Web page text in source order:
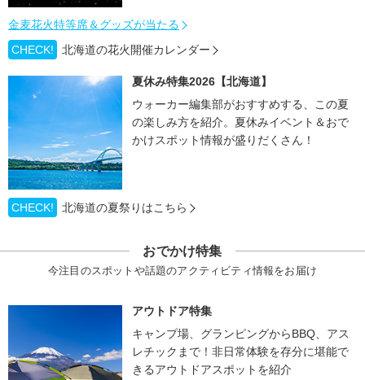
金麦花火特等席＆グッズが当たる
CHECK!
北海道の花火開催カレンダー
夏休み特集2026【北海道】
ウォーカー編集部がおすすめする、この夏
の楽しみ方を紹介。夏休みイベント＆おで
かけスポット情報が盛りだくさん！
CHECK! 北海道の夏祭りはこちら
おでかけ特集
今注目のスポットや話題のアクティビティ情報をお届け
アウトドア特集
キャンプ場、グランピングからBBQ、アス
レチックまで！非日常体験を存分に堪能で
きるアウトドアスポットを紹介